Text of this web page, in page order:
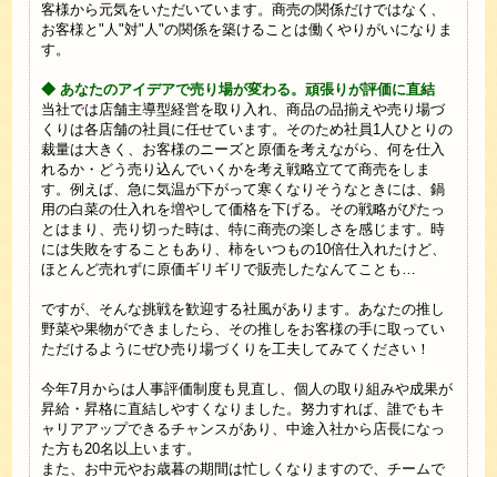
客様から元気をいただいています。商売の関係だけではなく、
お客様と"人"対"人"の関係を築けることは働くやりがいになりま
す。
◆ あなたのアイデアで売り場が変わる。頑張りが評価に直結
当社では店舗主導型経営を取り入れ、商品の品揃えや売り場づ
くりは各店舗の社員に任せています。そのため社員1人ひとりの
裁量は大きく、お客様のニーズと原価を考えながら、何を仕入
れるか・どう売り込んでいくかを考え戦略立てて商売をしま
す。例えば、急に気温が下がって寒くなりそうなときには、鍋
用の白菜の仕入れを増やして価格を下げる。その戦略がぴたっ
とはまり、売り切った時は、特に商売の楽しさを感じます。時
には失敗をすることもあり、柿をいつもの10倍仕入れたけど、
ほとんど売れずに原価ギリギリで販売したなんてことも…
ですが、そんな挑戦を歓迎する社風があります。あなたの推し
野菜や果物ができましたら、その推しをお客様の手に取ってい
ただけるようにぜひ売り場づくりを工夫してみてください！
今年7月からは人事評価制度も見直し、個人の取り組みや成果が
昇給・昇格に直結しやすくなりました。努力すれば、誰でもキ
ャリアアップできるチャンスがあり、中途入社から店長になっ
た方も20名以上います。
また、お中元やお歳暮の期間は忙しくなりますので、チームで